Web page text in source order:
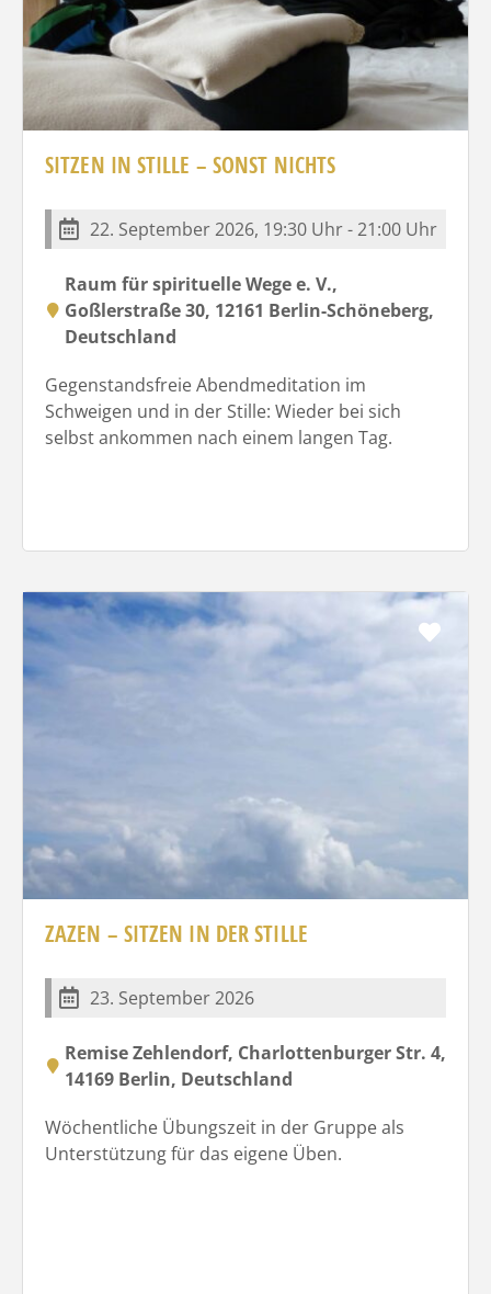
SITZEN IN STILLE – SONST NICHTS
22. September 2026, 19:30 Uhr - 21:00 Uhr
Raum für spirituelle Wege e. V.,
Goßlerstraße 30, 12161 Berlin-Schöneberg,
Deutschland
Gegenstandsfreie Abendmeditation im
Schweigen und in der Stille: Wieder bei sich
selbst ankommen nach einem langen Tag.
ZAZEN – SITZEN IN DER STILLE
23. September 2026
Remise Zehlendorf, Charlottenburger Str. 4,
14169 Berlin, Deutschland
Wöchentliche Übungszeit in der Gruppe als
Unterstützung für das eigene Üben.